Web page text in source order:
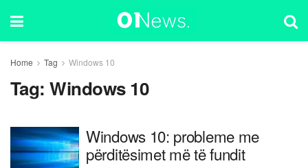
Home Tag Windows 10
Tag:Windows 10
Windows 10: probleme me
përditësimet më të fundit